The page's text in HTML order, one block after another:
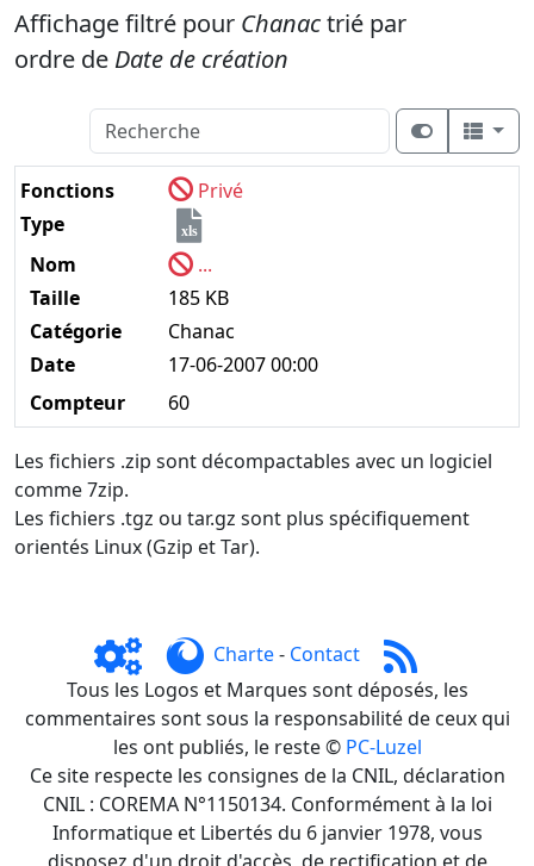
Affichage filtré pour Chanactrié par
ordre de Date de création
Fonctions
Privé
Type
xls
Nom
...
Taille
185 KB
Catégorie
Chanac
Date
17-06-2007 00:00
Compteur
60
Les fichiers .zip sont décompactables avec un logiciel
comme 7zip.
Les fichiers .tgz ou tar.gz sont plus spécifiquement
orientés Linux (Gzip et Tar).
Charte- Contact
Tous les Logos et Marques sont déposés, les
commentaires sont sous la responsabilité de ceux qui
les ont publiés, le reste © PC-Luzel
Ce site respecte les consignes de la CNIL, déclaration
CNIL : COREMA N°1150134. Conformément à la loi
Informatique et Libertés du 6 janvier 1978, vous